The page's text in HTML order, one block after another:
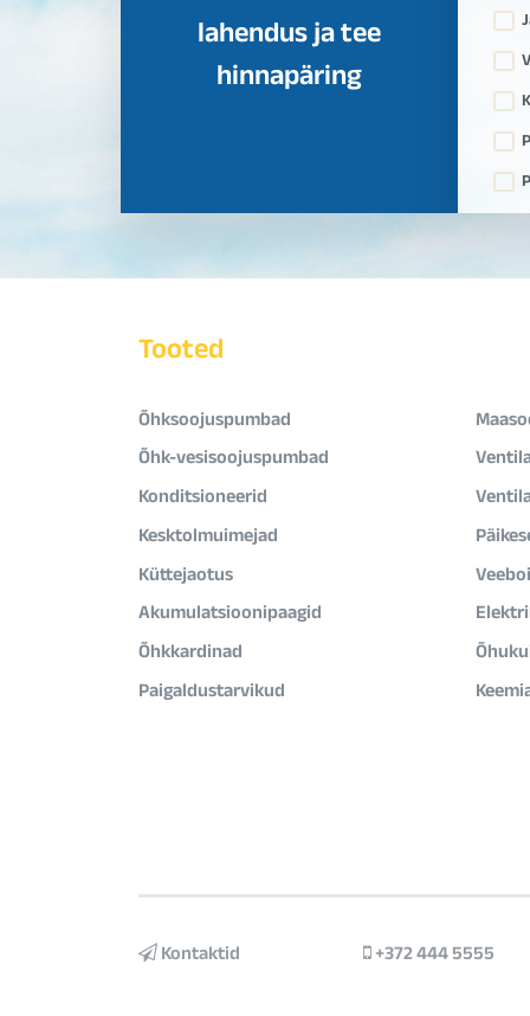
lahendus ja tee
hinnapäring
Tooted
Õhksoojuspumbad
Õhk-vesisoojuspumbad
Konditsioneerid
Kesktolmuimejad
Küttejaotus
Akumulatsioonipaagid
Õhkkardinad
Paigaldustarvikud
Kontaktid +372 444 5555